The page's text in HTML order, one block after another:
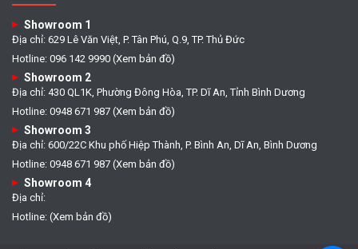
Showroom 1
Địa chỉ: 629 Lê Văn Việt, P. Tân Phú, Q.9, TP. Thủ Đức
Hotline: 096 142 9990 (Xem bản đồ)
Showroom 2
Địa chỉ: 430 QL1K, Phường Đông Hòa, TP. Dĩ An, Tỉnh Bình Dương
Hotline: 0948 671 987 (Xem bản đồ)
Showroom 3
Địa chỉ: 600/22C Khu phố Hiệp Thành, P. Bình An, Dĩ An, Bình Dương
Hotline: 0948 671 987 (Xem bản đồ)
Showroom 4
Địa chỉ:
Hotline: (Xem bản đồ)